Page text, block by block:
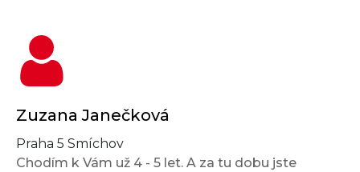
Zuzana Janečková
Praha 5 Smíchov
Chodím k Vám už 4 - 5 let. A za tu dobu jste